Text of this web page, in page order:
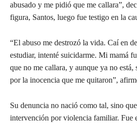
abusado y me pidió que me callara”,
figura, Santos, luego fue testigo en la
“El abuso me destrozó la vida. Caí en
estudiar, intenté suicidarme. Mi mamá
que no me callara, y aunque ya no
por la inocencia que me quitaron”,
Su denuncia no nació como tal, sino
intervención por violencia familiar. Fue